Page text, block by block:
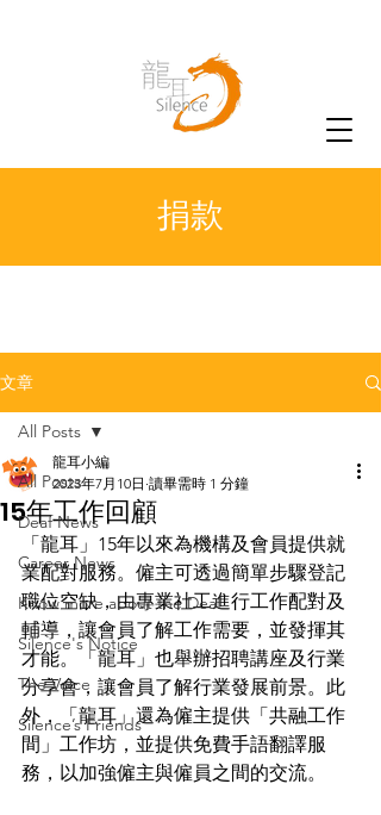
捐款
文章
All Posts
Deaf News
Career News
Know more about the Deaf
Silence's Notice
The Voice
Silence’s Friends
All Posts
15年工作回顧
龍耳小編
2023年7月10日 讀畢需時 1 分鐘
「龍耳」15年以來為機構及會員提供就
業配對服務。僱主可透過簡單步驟登記
職位空缺，由專業社工進行工作配對及
輔導，讓會員了解工作需要，並發揮其
才能。「龍耳」也舉辦招聘講座及行業
分享會，讓會員了解行業發展前景。此
外，「龍耳」還為僱主提供「共融工作
間」工作坊，並提供免費手語翻譯服
務，以加強僱主與僱員之間的交流。